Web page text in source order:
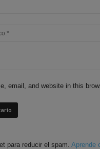
email, and website in this
para reducir el spam. Aprende